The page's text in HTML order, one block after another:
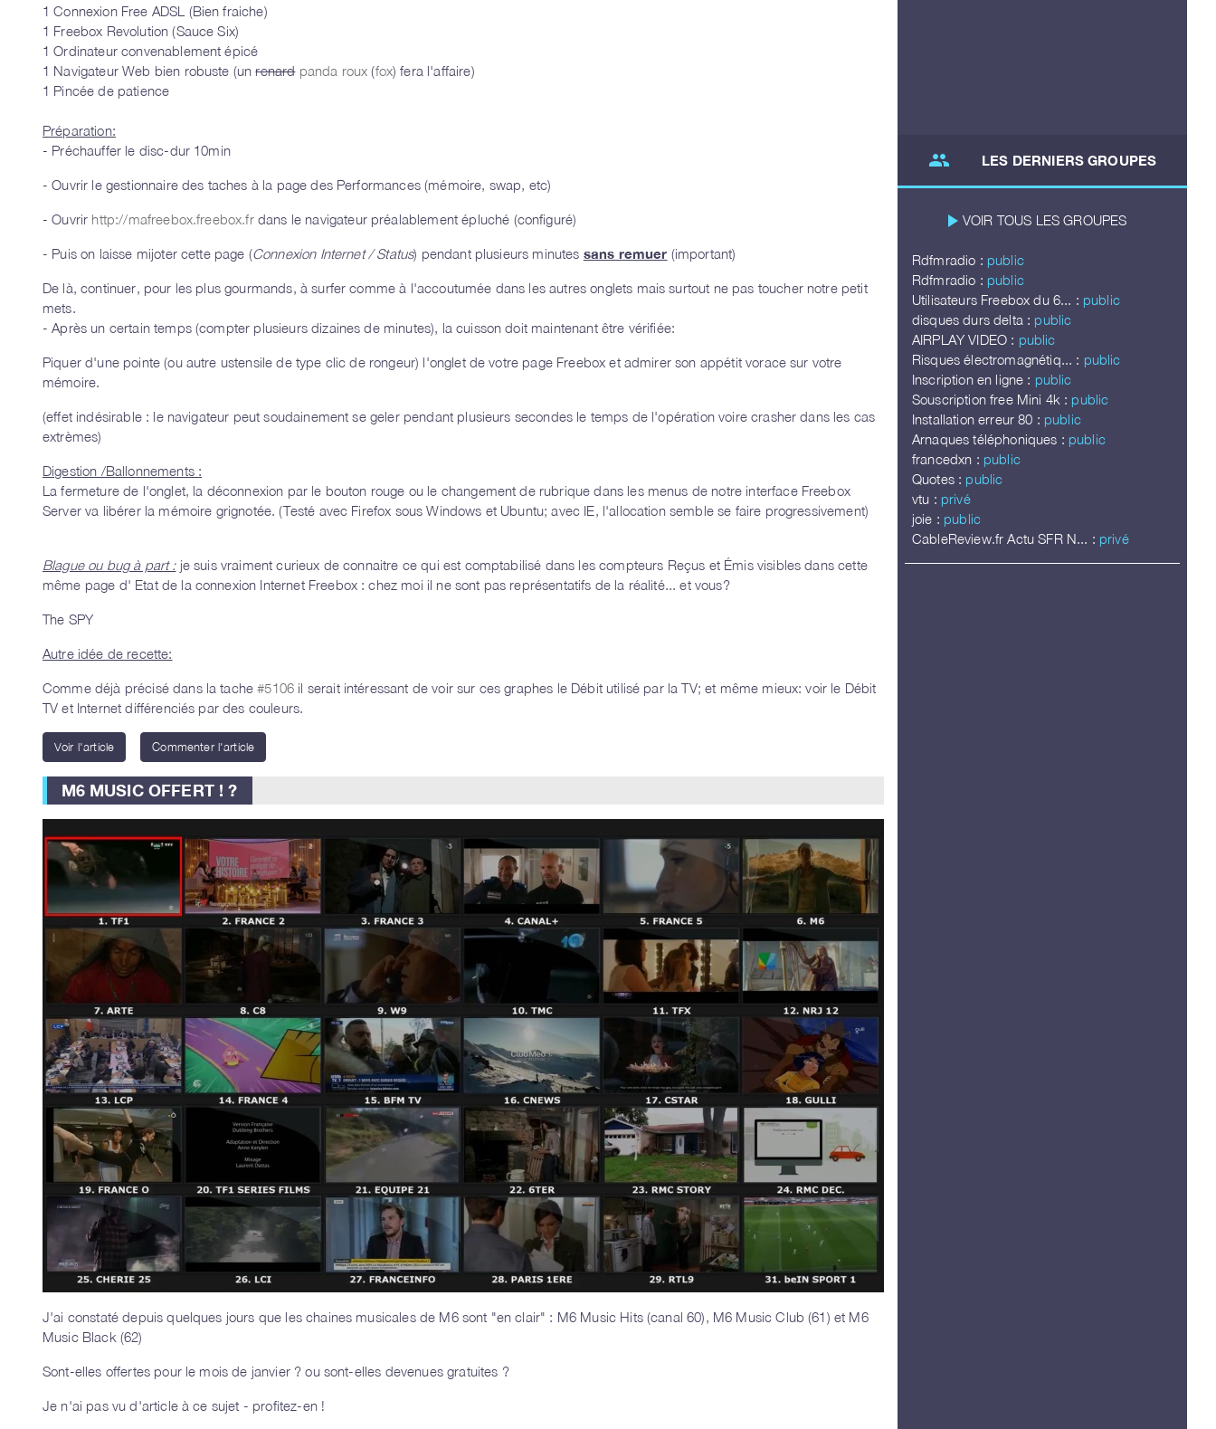
group LES DERNIERS GROUPES
play_arrow VOIR TOUS LES GROUPES
Rdfmradio : public
Rdfmradio : public
Utilisateurs Freebox du 6... : public
disques durs delta : public
AIRPLAY VIDEO : public
Risques électromagnétiq... : public
Inscription en ligne : public
Souscription free Mini 4k : public
Installation erreur 80 : public
Arnaques téléphoniques : public
francedxn : public
Quotes : public
vtu : privé
joie : public
CableReview.fr Actu SFR N... : privé
1 Connexion Free ADSL (Bien fraiche)
1 Freebox Revolution (Sauce Six)
1 Ordinateur convenablement épicé
1 Navigateur Web bien robuste (unrenard panda roux (fox) fera l'affaire)
1 Pincée de patience
Préparation:
- Préchauffer le disc-dur 10min
- Ouvrir le gestionnaire des taches à la page des Performances (mémoire, swap, etc)
- Ouvrir http://mafreebox.freebox.frdans le navigateur préalablement épluché (configuré)
- Puis on laisse mijoter cette page (Connexion Internet / Status) pendant plusieurs minutes sans remuer (important)
De là, continuer, pour les plus gourmands, à surfer comme à l'accoutumée dans les autres onglets mais surtout ne pas toucher notre petit
mets.
- Après un certain temps (compter plusieurs dizaines de minutes), la cuisson doit maintenant être vérifiée:
Piquer d'une pointe (ou autre ustensile de type clic de rongeur) l'onglet de votre page Freebox et admirer son appétit vorace sur votre
mémoire.
(effet indésirable : le navigateur peut soudainement se geler pendant plusieurs secondes le temps de l'opération voire crasher dans les cas
extrèmes)
Digestion /Ballonnements :
La fermeture de l'onglet, la déconnexion par le bouton rouge ou le changement de rubrique dans les menus de notre interface Freebox
Server va libérer la mémoire grignotée. (Testé avec Firefox sous Windows et Ubuntu; avec IE, l'allocation semble se faire progressivement)
Blague ou bug à part :je suis vraiment curieux de connaitre ce qui est comptabilisé dans les compteurs Reçus et Émis visibles dans cette
même page d' Etat de la connexion Internet Freebox : chez moi il ne sont pas représentatifs de la réalité... et vous?
The SPY
Autre idée de recette:
Comme déjà précisé dans la tache#5106 il serait intéressant de voir sur ces graphes le Débit utilisé par la TV; et même mieux: voir le Débit
TV et Internet différenciés par des couleurs.
Voir l'article Commenter l'article
M6 MUSIC OFFERT ! ?
J'ai constaté depuis quelques jours que les chaines musicales de M6 sont "en clair" : M6 Music Hits (canal 60), M6 Music Club (61) et M6
Music Black (62)
Sont-elles offertes pour le mois de janvier ? ou sont-elles devenues gratuites ?
Je n'ai pas vu d'article à ce sujet - profitez-en !